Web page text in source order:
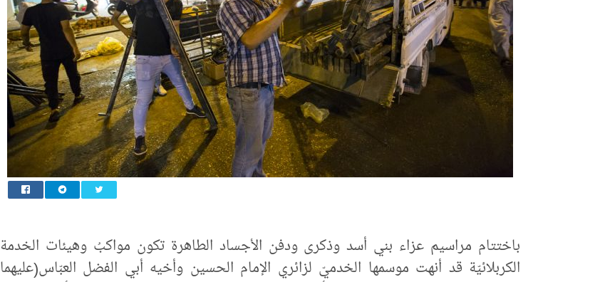
باختتام مراسيم عزاء بني أسد وذكرى ودفن الأجساد الطاهرة تكون مواكبُ وهيئات الخدمة
الكربلائيّة قد أنهت موسمها الخدميّ لزائري الإمام الحسين وأخيه أبي الفضل العبّاس(عليهما